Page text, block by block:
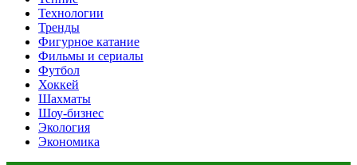
Технологии
Тренды
Фигурное катание
Фильмы и сериалы
Футбол
Хоккей
Шахматы
Шоу-бизнес
Экология
Экономика